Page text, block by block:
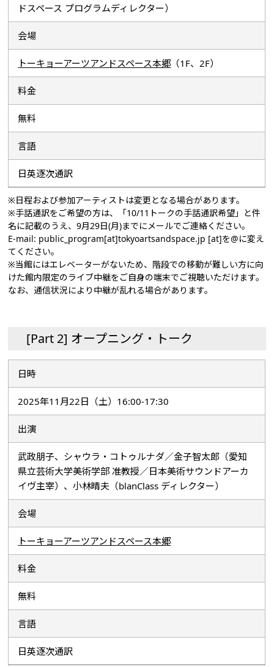
ドスペース プログラムディレクター）
会場
トーキョーアーツアンドスペース本郷 （1F、2F）
料金
無料
言語
日英逐次通訳
※日程および参加アーティストは変更となる場合があります。
※手話通訳をご希望の方は、「10/11トークの手話通訳希望」と件
名に記載のうえ、9月29日(月)までにメールでご連絡ください。
E-mail: public_program[at]tokyoartsandspace.jp [at]を@に変え
てください。
※当館にはエレベーターがないため、階段での移動が難しい方に向
けた館内限定のライブ中継をご自身の端末でご視聴いただけます。
なお、通信状況により中継が乱れる場合があります。
[Part 2] オープニング・トーク
日時
2025年11月22日（土）16:00-17:30
出演
武政朋子、シャウラ・コトゥルナダ／金子智太郎（愛知
県立芸術大学美術学部 准教授／日本美術サウンドアーカ
イヴ主宰）、小林晴夫（blanClass ディレクター）
会場
トーキョーアーツアンドスペース本郷
料金
無料
言語
日英逐次通訳